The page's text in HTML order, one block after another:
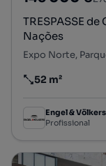
TRESPASSE
Nações
Expo Norte,
Preço por metro
52 m²
Engel &
Profissional